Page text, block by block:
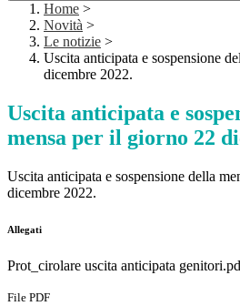
Home >
Novità >
Le notizie >
Uscita anticipata e sospensione
dicembre 2022.
Uscita anticipata e
mensa per il giorno 22
Uscita anticipata e sospensione della
dicembre 2022.
Allegati
Prot_cirolare uscita anticipata
File PDF